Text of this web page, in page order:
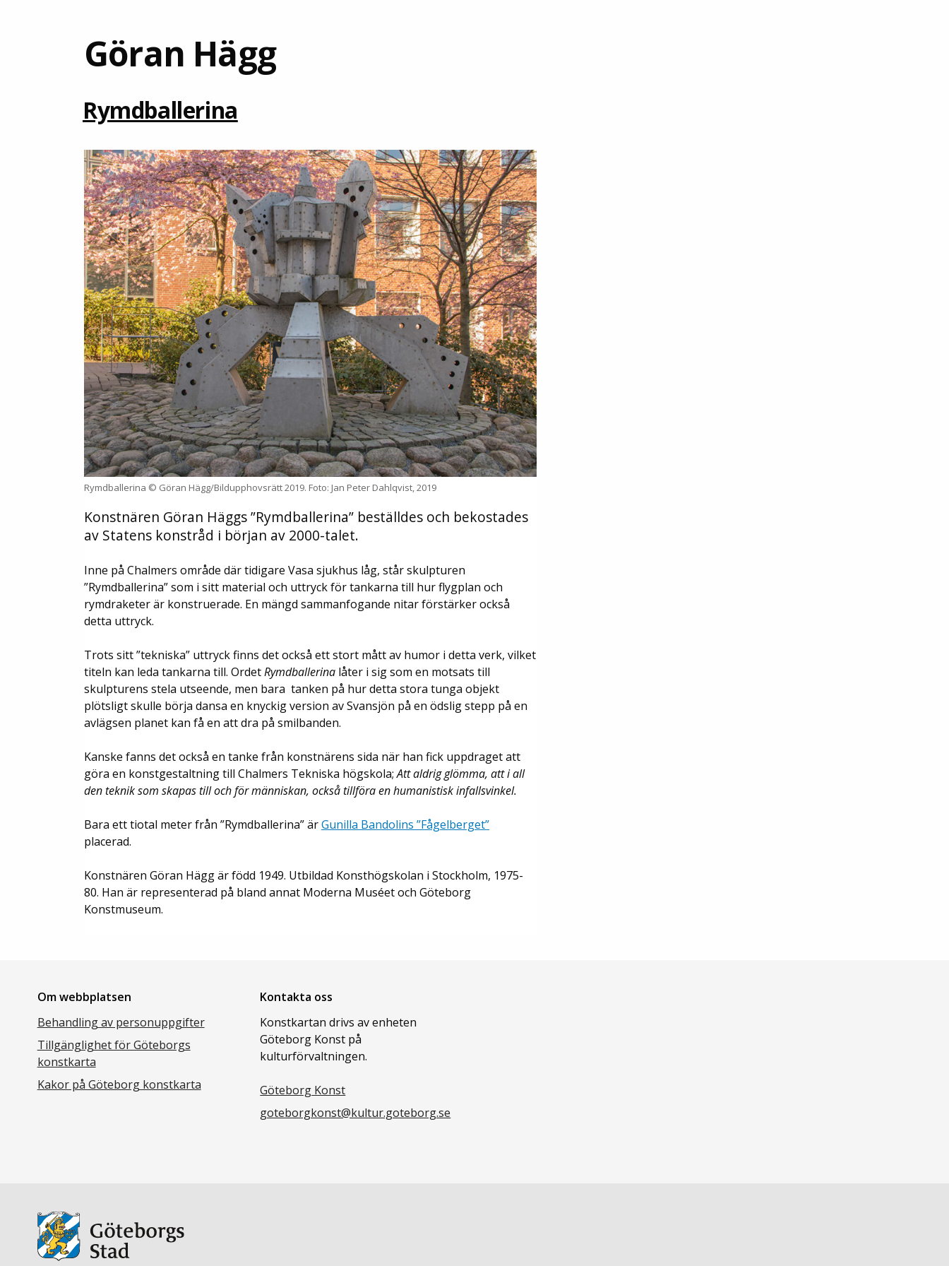
Göran Hägg
Rymdballerina
Rymdballerina © Göran Hägg/Bildupphovsrätt 2019. Foto: Jan Peter Dahlqvist, 2019
Konstnären Göran Häggs ”Rymdballerina” beställdes och bekostades
av Statens konstråd i början av 2000-talet.
Inne på Chalmers område där tidigare Vasa sjukhus låg, står skulpturen
”Rymdballerina” som i sitt material och uttryck för tankarna till hur flygplan och
rymdraketer är konstruerade. En mängd sammanfogande nitar förstärker också
detta uttryck.
Trots sitt ”tekniska” uttryck finns det också ett stort mått av humor i detta verk, vilket
titeln kan leda tankarna till. OrdetRymdballerina låter i sig som en motsats till
skulpturens stela utseende, men bara tanken på hur detta stora tunga objekt
plötsligt skulle börja dansa en knyckig version av Svansjön på en ödslig stepp på en
avlägsen planet kan få en att dra på smilbanden.
Kanske fanns det också en tanke från konstnärens sida när han fick uppdraget att
göra en konstgestaltning till Chalmers Tekniska högskola;Att aldrig glömma, att i all
den teknik som skapas till och för människan, också tillföra en humanistisk infallsvinkel.
Bara ett tiotal meter från ”Rymdballerina” ärGunilla Bandolins ”Fågelberget”
placerad.
Konstnären Göran Hägg är född 1949. Utbildad Konsthögskolan i Stockholm, 1975-
80. Han är representerad på bland annat Moderna Muséet och Göteborg
Konstmuseum.
Om webbplatsen
Behandling av personuppgifter
Tillgänglighet för Göteborgs
konstkarta
Kakor på Göteborg konstkarta
Kontakta oss
Konstkartan drivs av enheten
Göteborg Konst på
kulturförvaltningen.
Göteborg Konst
goteborgkonst@kultur.goteborg.se